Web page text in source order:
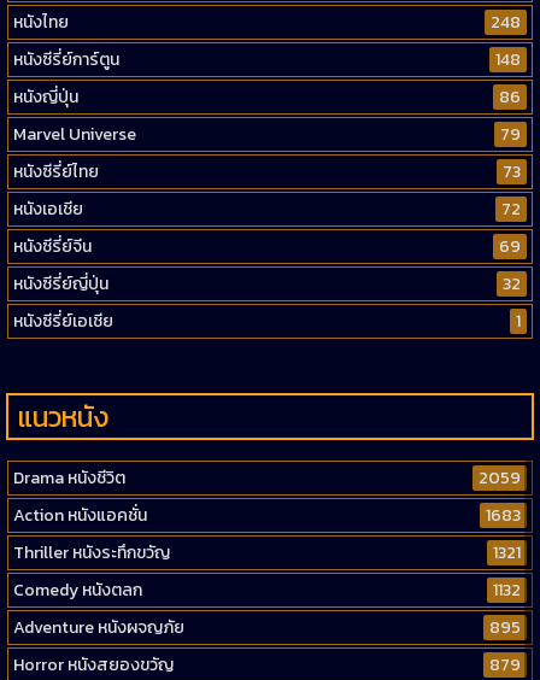
หนังไทย
248
หนังซีรี่ย์การ์ตูน
148
หนังญี่ปุ่น
86
Marvel Universe
79
หนังซีรี่ย์ไทย
73
หนังเอเชีย
72
หนังซีรี่ย์จีน
69
หนังซีรี่ย์ญี่ปุ่น
32
หนังซีรี่ย์เอเชีย
1
แนวหนัง
Drama หนังชีวิต
2059
Action หนังแอคชั่น
1683
Thriller หนังระทึกขวัญ
1321
Comedy หนังตลก
1132
Adventure หนังผจญภัย
895
Horror หนังสยองขวัญ
879